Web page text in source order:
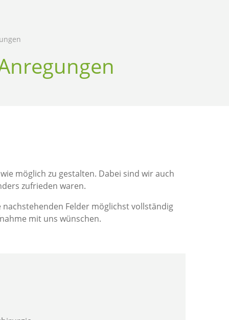
möglich zu gestalten. Dabei sind wir auch
zufrieden waren.
Felder möglichst vollständig
mit uns wünschen.